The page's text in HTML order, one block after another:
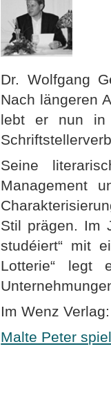
Dr. Wolfgang
Nach längeren
lebt er nun in
Seine
Management
Stil prägen. Im
studéiert“ mit
Lotterie“ legt
Im Wenz Verlag:
Malte Peter